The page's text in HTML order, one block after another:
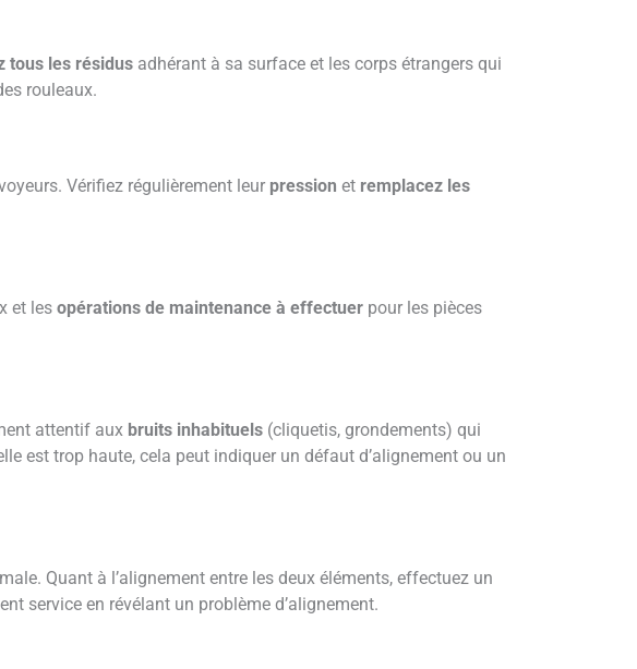
tous les résidus adhérant à sa surface et les corps étrangers qui
rouleaux.
Vérifiez régulièrement leur pression et remplacez les
et les opérations de maintenance à effectuer pour les pièces
attentif aux bruits inhabituels (cliquetis, grondements) qui
est trop haute, cela peut indiquer un défaut d’alignement ou un
Quant à l’alignement entre les deux éléments, effectuez un
service en révélant un problème d’alignement.